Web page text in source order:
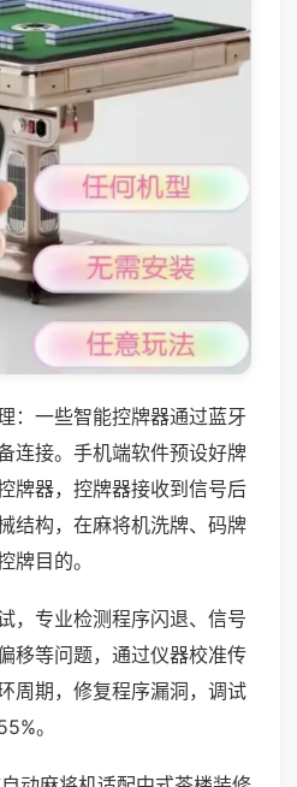
：一些智能控牌器通过蓝牙
连接。手机端软件预设好牌
牌器，控牌器接收到信号后
结构，在麻将机洗牌、码牌
牌目的。
，专业检测程序闪退、信号
移等问题，通过仪器校准传
周期，修复程序漏洞，调试
。